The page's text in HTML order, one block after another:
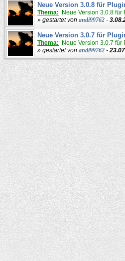
Neue Version 3.0.8 für
Thema: Neue Version 3.0.8 für
» gestartet von andi99762 -
Neue Version 3.0.7 für
Thema: Neue Version 3.0.7 für
» gestartet von andi99762 -